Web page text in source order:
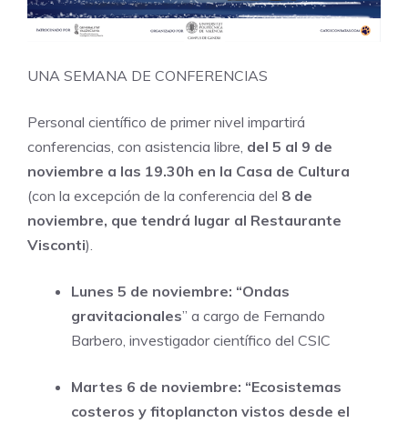
UNA SEMANA DE CONFERENCIAS
Personal científico de primer nivel impartirá
conferencias, con asistencia libre, del 5 al 9 de
noviembre a las 19.30h en la Casa de Cultura
(con la excepción de la conferencia del 8 de
noviembre, que tendrá lugar al Restaurante
Visconti).
Lunes 5 de noviembre: “Ondas
gravitacionales” a cargo de Fernando
Barbero, investigador científico del CSIC
Martes 6 de noviembre: “Ecosistemas
costeros y fitoplancton vistos desde el